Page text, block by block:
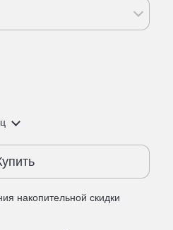
накопительной скидки